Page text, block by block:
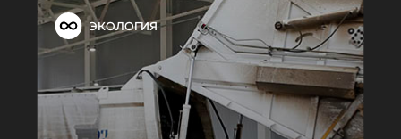
ЭКОЛОГИЯ